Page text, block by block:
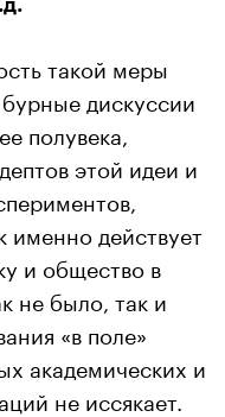
такой меры
дискуссии
полувека,
этой идеи и
именно действует
и общество в
не было, так и
«в поле»
академических и
не иссякает.